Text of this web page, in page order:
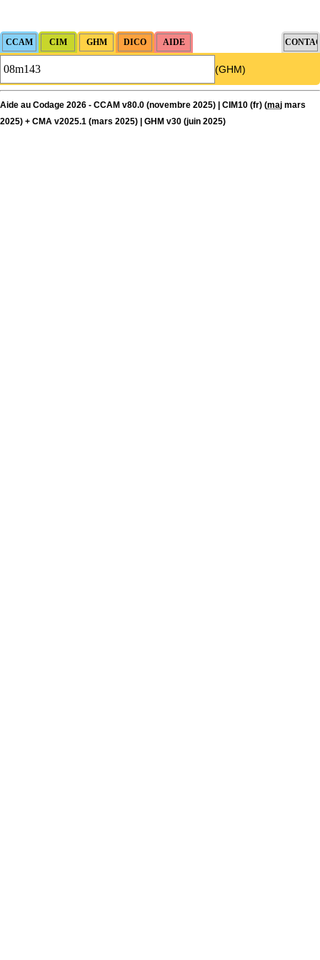
(GHM)
Aide au Codage 2026 - CCAM v80.0 (novembre 2025) | CIM10 (fr) (maj mars
2025) + CMA v2025.1 (mars 2025) | GHM v30 (juin 2025)